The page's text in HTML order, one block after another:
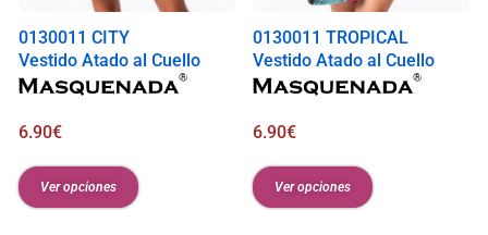
0130011 CITY
Vestido Atado al Cuello
6.90€
Ver opciones
0130011 TROPICAL
Vestido Atado al Cuello
6.90€
Ver opciones